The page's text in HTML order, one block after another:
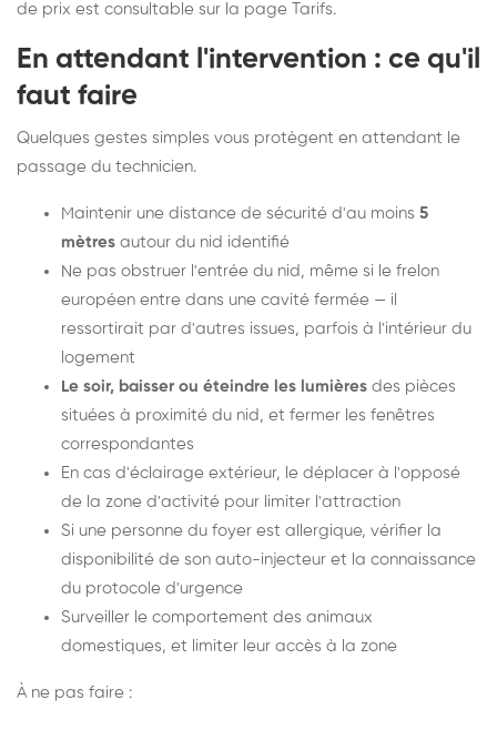
de prix est consultable sur la page Tarifs.
En attendant l'intervention : ce qu'il
faut faire
Quelques gestes simples vous protègent en attendant le
passage du technicien.
Maintenir une distance de sécurité d'au moins 5
mètres autour du nid identifié
Ne pas obstruer l'entrée du nid, même si le frelon
européen entre dans une cavité fermée — il
ressortirait par d'autres issues, parfois à l'intérieur du
logement
Le soir, baisser ou éteindre les lumières des pièces
situées à proximité du nid, et fermer les fenêtres
correspondantes
En cas d'éclairage extérieur, le déplacer à l'opposé
de la zone d'activité pour limiter l'attraction
Si une personne du foyer est allergique, vérifier la
disponibilité de son auto-injecteur et la connaissance
du protocole d'urgence
Surveiller le comportement des animaux
domestiques, et limiter leur accès à la zone
À ne pas faire :